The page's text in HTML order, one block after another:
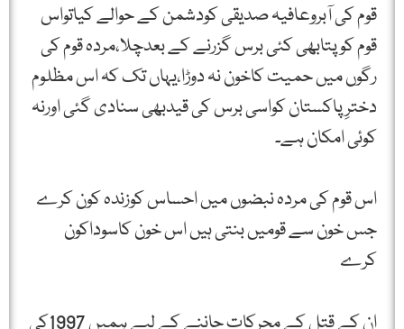
قوم کی آبروعافیہ صدیقی کودشمن کے حوالے کیاتواس
قوم کوپتابھی کئی برس گزرنے کے بعدچلا،مردہ قوم کی
رگوں میں حمیت کاخون نہ دوڑا،یہاں تک کہ اس مظلوم
دخترِپاکستان کواسی برس کی قیدبھی سنادی گئی اورنہ
کوئی امکان ہے۔
اس قوم کی مردہ نبضوں میں احساس کوزندہ کون کرے
جس خون سے قومیں بنتی ہیں اس خون کاسوداکون
کرے
ان کے قتل کے محرکات جاننے کے لیے ہمیں 1997کی